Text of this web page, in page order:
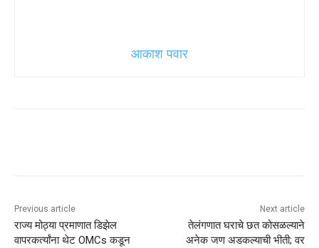
आकाश पवार
Previous article
राज्य मोठ्या प्रमाणात डिझेल
वापरकर्त्यांना थेट OMCs कडून
Next article
तेलंगणात घराचे छत कोसळल्याने
अनेक जण अडकल्याची भीती; वर